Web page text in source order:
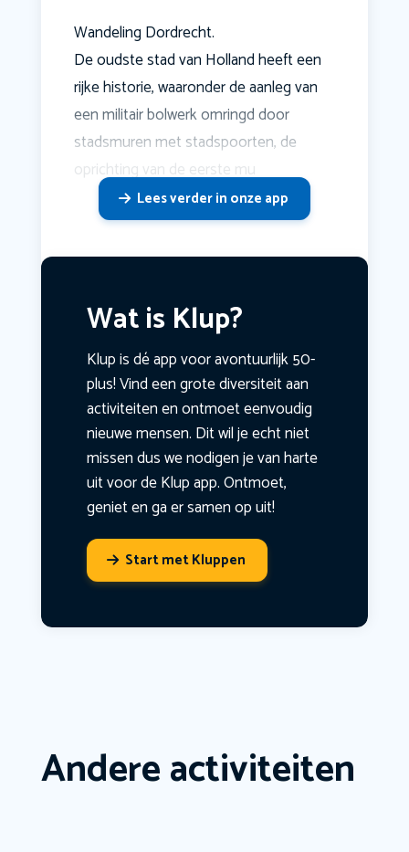
Wandeling Dordrecht.
De oudste stad van Holland heeft een
rijke historie, waaronder de aanleg van
een militair bolwerk omringd door
stadsmuren met stadspoorten, de
oprichting van de eerste mu
Lees verder in onze app
Wat is Klup?
Klup is dé app voor avontuurlijk 50-
plus! Vind een grote diversiteit aan
activiteiten en ontmoet eenvoudig
nieuwe mensen. Dit wil je echt niet
missen dus we nodigen je van harte
uit voor de Klup app. Ontmoet,
geniet en ga er samen op uit!
Start met Kluppen
Andere activiteiten